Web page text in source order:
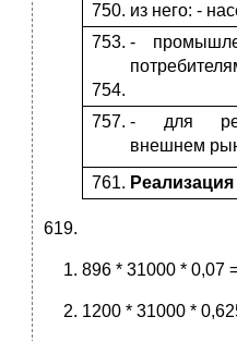
из него: -
-
- для
внешнем
Реализация
896 * 31000 * 0,07
1200 * 31000 *